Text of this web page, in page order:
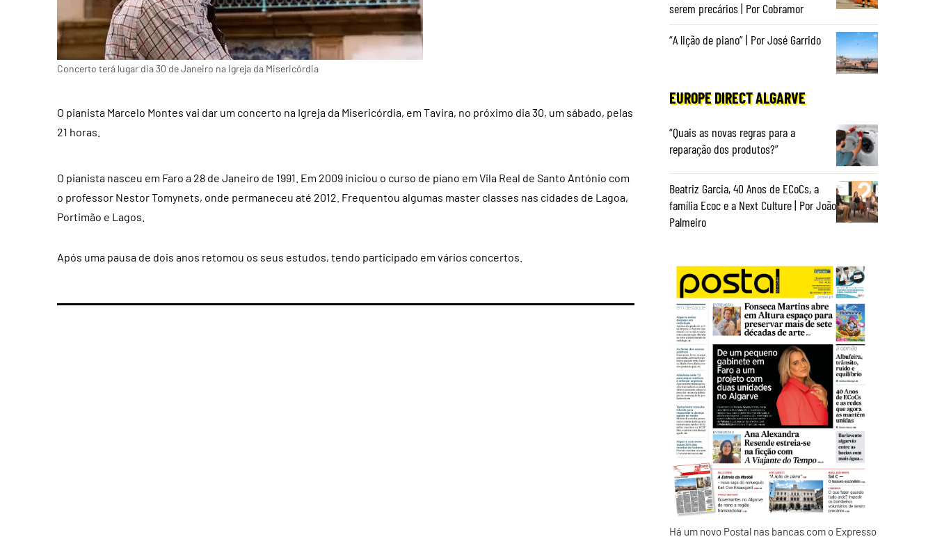
Concerto terá lugar dia 30 de Janeiro na Igreja da Misericórdia
O pianista Marcelo Montes vai dar um concerto na Igreja da Misericórdia, em Tavira, no próximo dia 30, um sábado, pelas
21 horas.
O pianista nasceu em Faro a 28 de Janeiro de 1991. Em 2009 iniciou o curso de piano em Vila Real de Santo António com
o professor Nestor Tomynets, onde permaneceu até 2012. Frequentou algumas master classes nas cidades de Lagoa,
Portimão e Lagos.
Após uma pausa de dois anos retomou os seus estudos, tendo participado em vários concertos.
serem precários | Por Cobramor
“A lição de piano” | Por José Garrido
EUROPE DIRECT ALGARVE
“Quais as novas regras para a
reparação dos produtos?”
Beatriz Garcia, 40 Anos de ECoCs, a
família Ecoc e a Next Culture | Por João
Palmeiro
Há um novo Postal nas bancas com o Expresso